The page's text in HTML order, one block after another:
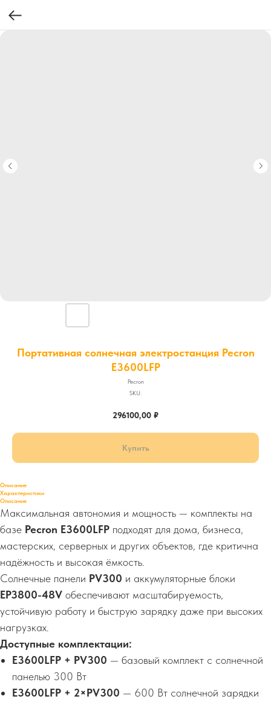
Портативная солнечная электростанция Pecron
E3600LFP
Pecron
SKU:
296100,00 ₽
Купить
Описание
Характеристики
Описание
Максимальная автономия и мощность — комплекты на
базе Pecron E3600LFP подходят для дома, бизнеса,
мастерских, серверных и других объектов, где критична
надёжность и высокая ёмкость.
Солнечные панели PV300 и аккумуляторные блоки
EP3800-48V обеспечивают масштабируемость,
устойчивую работу и быструю зарядку даже при высоких
нагрузках.
Доступные комплектации:
E3600LFP + PV300 — базовый комплект с солнечной
панелью 300 Вт
E3600LFP + 2×PV300 — 600 Вт солнечной зарядки